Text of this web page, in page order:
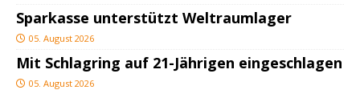
Sparkasse unterstützt Weltraumlager
05. August 2026
Mit Schlagring auf 21-Jährigen eingeschlagen
05. August 2026